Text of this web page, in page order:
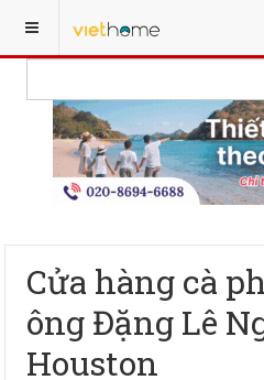
Cửa hàng cà
ông Đặng Lê
Houston